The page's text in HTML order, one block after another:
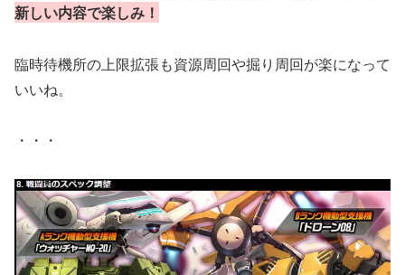
新しい内容で楽しみ！
臨時待機所の上限拡張も資源周回や掘り周回が楽になって
いいね。
・・・